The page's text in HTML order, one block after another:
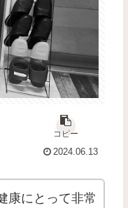
コピー
2024.06.13
康にとって非常